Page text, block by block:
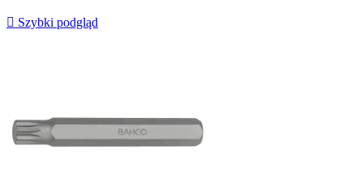
 Szybki podgląd